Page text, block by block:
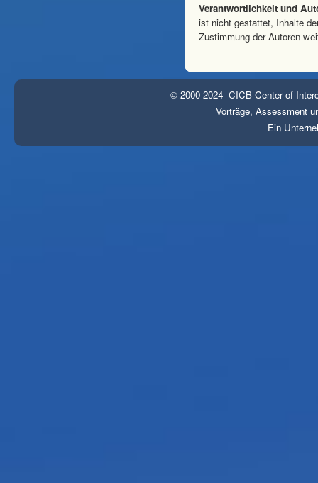
Verantwortlichkeit und
ist nicht gestattet, Inhalte
Zustimmung der Autoren
© 2000-2024 CICB Center of
Vorträge, Assessment
Ein